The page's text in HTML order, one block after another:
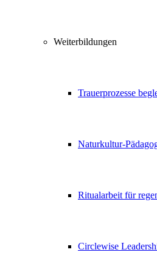
Weiterbildungen
Trauerprozesse
Naturkultur-
Ritualarbeit für
Circlewise